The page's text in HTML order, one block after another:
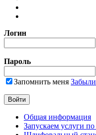
Логин
Пароль
Запомнить меня
Общая информация
Запускаем услуги